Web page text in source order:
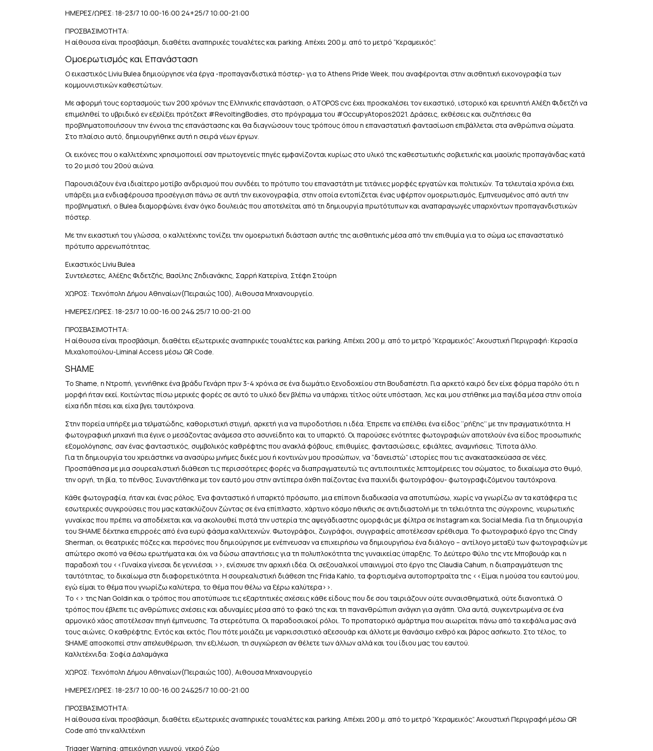
ΗΜΕΡΕΣ/ΩΡΕΣ: 18-23/7 10:00-16:00 24+25/7 10:00-21:00
ΠΡΟΣΒΑΣΙΜΟΤΗΤΑ:
Η αίθουσα είναι προσβάσιμη, διαθέτει αναπηρικές τουαλέτες και parking. Απέχει 200 μ. από τo μετρό “Κεραμεικός”.
Ομοερωτισμός και Επανάσταση
Ο εικαστικός Liviu Bulea δημιούργησε νέα έργα -προπαγανδιστικά πόστερ- για το Athens Pride Week, που αναφέρονται στην αισθητική εικονογραφία των
κομμουνιστικών καθεστώτων.
Με αφορμή τους εορτασμούς των 200 χρόνων της Ελληνικής επανάσταση, ο ATOPOS cvc έχει προσκαλέσει τον εικαστικό, ιστορικό και ερευνητή Αλέξη Φιδετζή να
επιμεληθεί το υβριδικό εν εξελίξει πρότζεκτ #RevoltingBodies, στο πρόγραμμα του #OccupyAtopos2021. Δράσεις, εκθέσεις και συζητήσεις θα
προβληματοποιήσουν την έννοια της επανάστασης και θα διαγνώσουν τους τρόπους όπου η επαναστατική φαντασίωση επιβάλλεται στα ανθρώπινα σώματα.
Στο πλαίσιο αυτό, δημιουργήθηκε αυτή η σειρά νέων έργων.
Οι εικόνες που ο καλλιτέχνης χρησιμοποιεί σαν πρωτογενείς πηγές εμφανίζονται κυρίως στο υλικό της καθεστωτικής σοβιετικής και μαοϊκής προπαγάνδας κατά
το 2ο μισό του 20ού αιώνα.
Παρουσιάζουν ένα ιδιαίτερο μοτίβο ανδρισμού που συνδέει το πρότυπο του επαναστάτη με τιτάνιες μορφές εργατών και πολιτικών. Τα τελευταία χρόνια έχει
υπάρξει μια ενδιαφέρουσα προσέγγιση πάνω σε αυτή την εικονογραφία, στην οποία εντοπίζεται ένας υφέρπον ομοερωτισμός. Εμπνευσμένος από αυτή την
προβληματική, ο Bulea διαμορφώνει έναν όγκο δουλειάς που αποτελείται από τη δημιουργία πρωτότυπων και αναπαραγωγές υπαρχόντων προπαγανδιστικών
πόστερ.
Με την εικαστική του γλώσσα, ο καλλιτέχνης τονίζει την ομοερωτική διάσταση αυτής της αισθητικής μέσα από την επιθυμία για το σώμα ως επαναστατικό
πρότυπο αρρενωπότητας.
Εικαστικός Liviu Bulea
Συντελεστες, Αλέξης Φιδετζής, Βασίλης Ζηδιανάκης, Σαρρή Κατερίνα, Στέφη Στούρη
ΧΩΡΟΣ: Τεχνόπολη Δήμου Αθηναίων(Πειραιώς 100), Αιθουσα Μηχανουργείο.
ΗΜΕΡΕΣ/ΩΡΕΣ: 18-23/7 10:00-16:00 24& 25/7 10:00-21:00
ΠΡΟΣΒΑΣΙΜΟΤΗΤΑ:
Η αίθουσα είναι προσβάσιμη, διαθέτει εξωτερικές αναπηρικές τουαλέτες και parking. Απέχει 200 μ. από τo μετρό “Κεραμεικός”. Ακουστική Περιγραφή: Κερασία
Μιχαλοπούλου-Liminal Access μέσω QR Code.
SHAME
Το Shame, η Ντροπή, γεννήθηκε ένα βράδυ Γενάρη πριν 3-4 χρόνια σε ένα δωμάτιο ξενοδοχείου στη Βουδαπέστη. Για αρκετό καιρό δεν είχε φόρμα παρόλο ότι η
μορφή ήταν εκεί. Κοιτώντας πίσω μερικές φορές σε αυτό το υλικό δεν βλέπω να υπάρχει τίτλος ούτε υπόσταση, λες και μου στήθηκε μια παγίδα μέσα στην οποία
είχα ήδη πέσει και είχα βγει ταυτόχρονα.
Στην πορεία υπήρξε μια τελματώδης, καθοριστική στιγμή, αρκετή για να πυροδοτήσει η ιδέα. Έπρεπε να επέλθει ένα είδος ‘’ρήξης’’ με την πραγματικότητα. Η
φωτογραφική μηχανή πια έγινε ο μεσάζοντας ανάμεσα στο ασυνείδητο και το υπαρκτό. Οι παρούσες ενότητες φωτογραφιών αποτελούν ένα είδος προσωπικής
εξομολόγησης, σαν ένας φανταστικός, συμβολικός καθρέφτης που ανακλά φόβους, επιθυμίες, φαντασιώσεις, εφιάλτες, αναμνήσεις. Τίποτα άλλο.
Για τη δημιουργία του χρειάστηκε να ανασύρω μνήμες δικές μου ή κοντινών μου προσώπων, να “δανειστώ” ιστορίες που τις ανακατασκεύασα σε νέες.
Προσπάθησα με μια σουρεαλιστική διάθεση τις περισσότερες φορές να διαπραγματευτώ τις αντιποιητικές λεπτομέρειες του σώματος, το δικαίωμα στο θυμό,
την οργή, τη βία, το πένθος. Συναντήθηκα με τον εαυτό μου στην αντίπερα όχθη παίζοντας ένα παιχνίδι φωτογράφου- φωτογραφιζόμενου ταυτόχρονα.
Κάθε φωτογραφία, ήταν και ένας ρόλος. Ένα φανταστικό ή υπαρκτό πρόσωπο, μια επίπονη διαδικασία να αποτυπώσω, χωρίς να γνωρίζω αν τα κατάφερα τις
εσωτερικές συγκρούσεις που μας κατακλύζουν ζώντας σε ένα επίπλαστο, χάρτινο κόσμο ηθικής σε αντιδιαστολή με τη τελειότητα της σύγχρονης, νευρωτικής
γυναίκας που πρέπει να αποδέχεται και να ακολουθεί πιστά την υστερία της αψεγάδιαστης ομορφιάς με φίλτρα σε Instagram και Social Media. Για τη δημιουργία
του SHAME δέχτηκα επιρροές από ένα ευρύ φάσμα καλλιτεχνών. Φωτογράφοι, ζωγράφοι, συγγραφείς αποτέλεσαν ερέθισμα. Το φωτογραφικό έργο της Cindy
Sherman, οι θεατρικές πόζες και περσόνες που δημιούργησε με ενέπνευσαν να επιχειρήσω να δημιουργήσω ένα διάλογο – αντίλογο μεταξύ των φωτογραφιών με
απώτερο σκοπό να θέσω ερωτήματα και όχι να δώσω απαντήσεις για τη πολυπλοκότητα της γυναικείας ύπαρξης. Το Δεύτερο Φύλο της ντε Μποβουάρ και η
παραδοχή του <<Γυναίκα γίνεσαι δε γεννιέσαι >>, ενίσχυσε την αρχική ιδέα. Οι σεξουαλικοί υπαινιγμοί στο έργο της Claudia Cahum, η διαπραγμάτευση της
ταυτότητας, το δικαίωμα στη διαφορετικότητα. H σουρεαλιστική διάθεση της Frida Kahlo, τα φορτισμένα αυτοπορτραίτα της <<Είμαι η μούσα του εαυτού μου,
εγώ είμαι το θέμα που γνωρίζω καλύτερα, το θέμα που θέλω να ξέρω καλύτερα>>.
Το <> της Nan Goldin και ο τρόπος που αποτύπωσε τις εξαρτητικές σχέσεις κάθε είδους που δε σου ταιριάζουν ούτε συναισθηματικά, ούτε διανοητικά. Ο
τρόπος που έβλεπε τις ανθρώπινες σχέσεις και αδυναμίες μέσα από το φακό της και τη πανανθρώπινη ανάγκη για αγάπη. Όλα αυτά, συγκεντρωμένα σε ένα
αρμονικό χάος αποτέλεσαν πηγή έμπνευσης. Τα στερεότυπα. Οι παραδοσιακοί ρόλοι. Το προπατορικό αμάρτημα που αιωρείται πάνω από τα κεφάλια μας ανά
τους αιώνες. Ο καθρέφτης. Εντός και εκτός. Που πότε μοιάζει με ναρκισσιστικό αξεσουάρ και άλλοτε με θανάσιμο εχθρό και βάρος ασήκωτο. Στο τέλος, το
SHAME αποσκοπεί στην απελευθέρωση, την εξιλέωση, τη συγχώρεση αν θέλετε των άλλων αλλά και του ίδιου μας του εαυτού.
Καλλιτέχνιδα: Σοφία Δαλαμάγκα
ΧΩΡΟΣ: Τεχνόπολη Δήμου Αθηναίων(Πειραιώς 100), Αιθουσα Μηχανουργείο
ΗΜΕΡΕΣ/ΩΡΕΣ: 18-23/7 10:00-16:00 24&25/7 10:00-21:00
ΠΡΟΣΒΑΣΙΜΟΤΗΤΑ:
Η αίθουσα είναι προσβάσιμη, διαθέτει εξωτερικές αναπηρικές τουαλέτες και parking. Απέχει 200 μ. από τo μετρό “Κεραμεικός”. Ακουστική Περιγραφή μέσω QR
Code από την καλλιτέχνη
Trigger Warning: απεικόνηση γυμνού, νεκρό ζώο